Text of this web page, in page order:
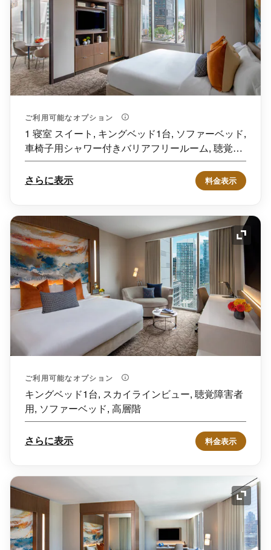
ご利用可能なオプション
1 寝室 スイート, キングベッド1台, ソファーベッド,
車椅子用シャワー付きバリアフリールーム, 聴覚障
害者用
さらに表示
料金表示
アイ
ご利用可能なオプション
キングベッド1台, スカイラインビュー, 聴覚障害者
用, ソファーベッド, 高層階
さらに表示 料金表示
アイ